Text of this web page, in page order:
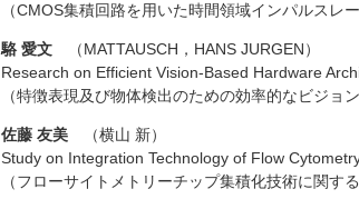
（CMOS集積回路を用いた時間領域インパルスレ
駱 愛文 （MATTAUSCH，HANS JURGEN）
Research on Efficient Vision-Based Hardware
（特徴表現及び物体検出のための効率的なビジョ
佐藤 友美 （横山 新）
Study on Integration Technology of Flow
（フローサイトメトリーチップ集積化技術に関する